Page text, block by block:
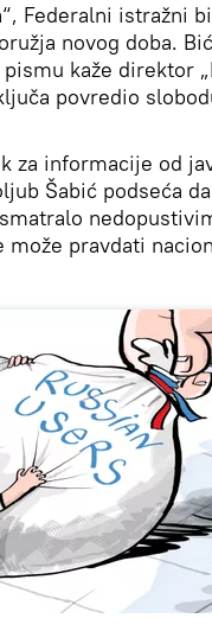
Federalni istražni
novog doba.
kaže direktor
povredio
za informacije od
Šabić podseća
može pravdati